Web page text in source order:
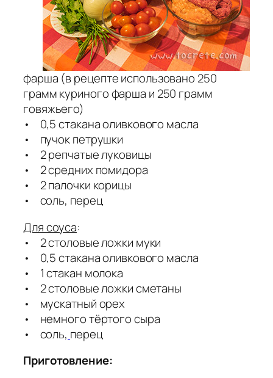
фарша (в рецепте использовано 250
грамм куриного фарша и 250 грамм
говяжьего)
• 0,5 стакана оливкового масла
• пучок петрушки
• 2 репчатые луковицы
• 2 средних помидора
• 2 палочки корицы
• соль, перец
Для соуса:
• 2 столовые ложки муки
• 0,5 стакана оливкового масла
• 1 стакан молока
• 2 столовые ложки сметаны
• мускатный орех
• немного тёртого сыра
• соль, перец
Приготовление: